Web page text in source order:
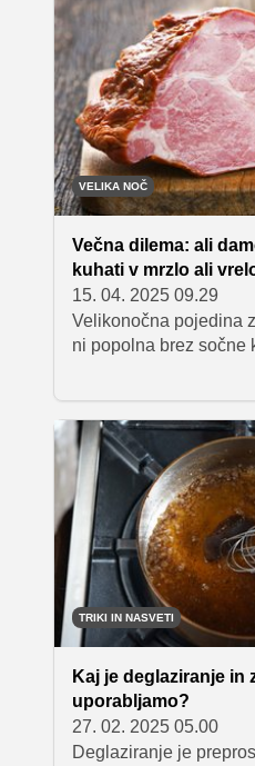
ponvi, brez polnjenja
dolgega kuhanja – jed
pripravljena v le 45
VELIKA NOČ
Večna dilema: ali
kuhati v mrzlo ali
15. 04. 2025 09.29
Velikonočna pojedina
ni popolna brez sočne
kuhanjem, bomo
priljubljena
bolj okusna in tudi
sočna.
TRIKI IN NASVETI
Kaj je deglaziranje in
uporabljamo?
27. 02. 2025 05.00
Deglaziranje je